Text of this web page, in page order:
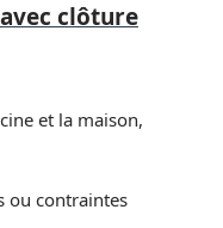
clôture
et la maison,
ou contraintes